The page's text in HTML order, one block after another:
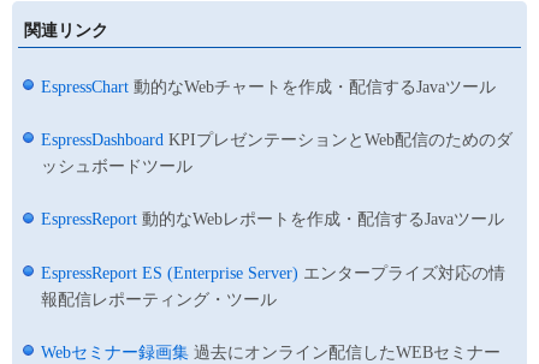
関連リンク
EspressChart 動的なWebチャートを作成・配信するJavaツール
EspressDashboard KPIプレゼンテーションとWeb配信のためのダ
ッシュボードツール
EspressReport 動的なWebレポートを作成・配信するJavaツール
EspressReport ES (Enterprise Server) エンタープライズ対応の情
報配信レポーティング・ツール
Webセミナー録画集 過去にオンライン配信したWEBセミナー